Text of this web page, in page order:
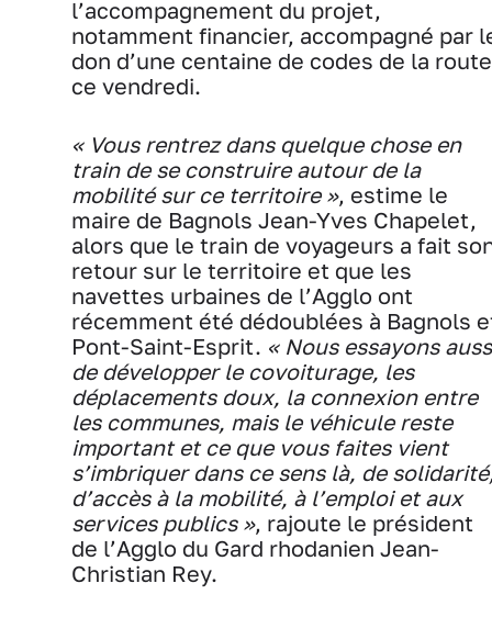
l’accompagnement du projet,
notamment financier, accompagné par
don d’une centaine de codes de la route
ce vendredi.
« Vous rentrez dans quelque chose en
train de se construire autour de la
mobilité sur ce territoire », estime le
maire de Bagnols Jean-Yves Chapelet,
alors que le train de voyageurs a fait
retour sur le territoire et que les
navettes urbaines de l’Agglo ont
récemment été dédoublées à Bagnols
Pont-Saint-Esprit. « Nous essayons
de développer le covoiturage, les
déplacements doux, la connexion entre
les communes, mais le véhicule reste
important et ce que vous faites vient
s’imbriquer dans ce sens là, de
d’accès à la mobilité, à l’emploi et aux
services publics », rajoute le président
de l’Agglo du Gard rhodanien Jean-
Christian Rey.